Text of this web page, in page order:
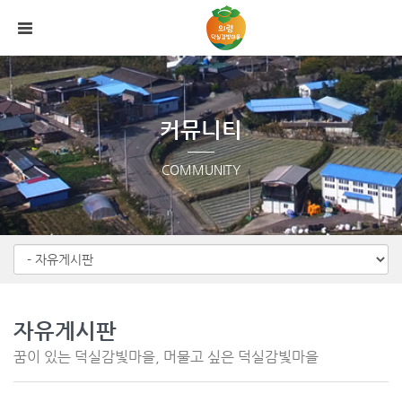
메뉴 건너뛰기
커뮤니티
COMMUNITY
자유게시판
꿈이 있는 덕실감빛마을, 머물고 싶은 덕실감빛마을